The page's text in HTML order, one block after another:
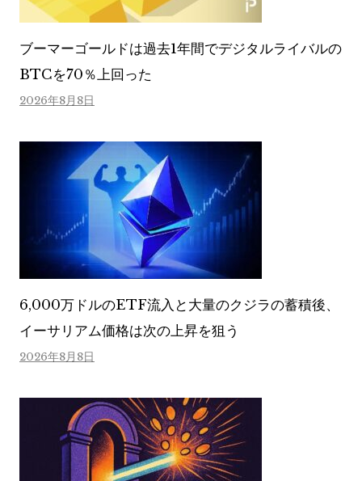
ブーマーゴールドは過去1年間でデジタルライバルの
BTCを70％上回った
2026年8月8日
6,000万ドルのETF流入と大量のクジラの蓄積後、
イーサリアム価格は次の上昇を狙う
2026年8月8日